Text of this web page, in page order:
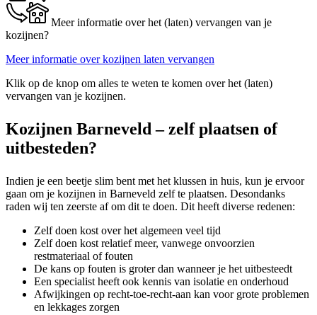
Meer informatie over het (laten) vervangen van je
kozijnen?
Meer informatie over kozijnen laten vervangen
Klik op de knop om alles te weten te komen over het (laten)
vervangen van je kozijnen.
Kozijnen Barneveld – zelf plaatsen of
uitbesteden?
Indien je een beetje slim bent met het klussen in huis, kun je ervoor
gaan om je kozijnen in Barneveld zelf te plaatsen. Desondanks
raden wij ten zeerste af om dit te doen. Dit heeft diverse redenen:
Zelf doen kost over het algemeen veel tijd
Zelf doen kost relatief meer, vanwege onvoorzien
restmateriaal of fouten
De kans op fouten is groter dan wanneer je het uitbesteedt
Een specialist heeft ook kennis van isolatie en onderhoud
Afwijkingen op recht-toe-recht-aan kan voor grote problemen
en lekkages zorgen